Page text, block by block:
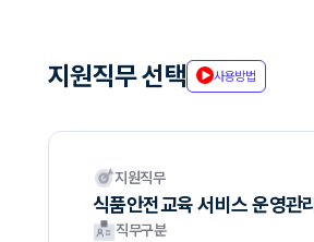
지원직무 선택 사용방법
지원직무
식품안전교육 서비스 운영관리
직무구분